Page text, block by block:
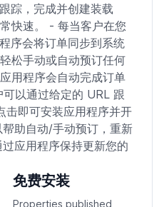
踪，完成并创建装载
快速。 - 每当客户在您
序会将订单同步到系统
松手动或自动预订任何
用程序会自动完成订单
以通过给定的 URL 跟
击即可安装应用程序并开
助自动/手动预订，重新
应用程序保持更新您的
免费安装
Properties published